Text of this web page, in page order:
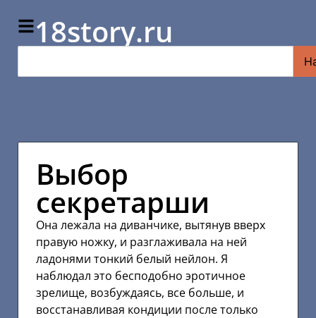
18story.ru
Выбор
секретарши
Она лежала на диванчике, вытянув вверх
правую ножку, и разглаживала на ней
ладонями тонкий белый нейлон. Я
наблюдал это бесподобно эротичное
зрелище, возбуждаясь, все больше, и
восстанавливая кондиции после только